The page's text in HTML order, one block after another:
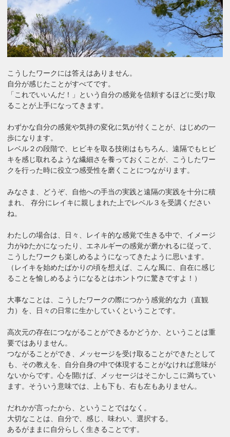
こうしたワークには答えはありません。
自分が感じたことがすべてです。
「これでいいんだ！」という自分の感覚を信頼するほどに受け取
ることが上手になってきます。
わずかな自分の感覚や気持の変化に気が付くことが、はじめの一
歩になります。
レベル２の段階で、ヒビキを取る技術はもちろん、遠隔でもヒビ
キを感じ取れるような繊細さを養っておくことが、こうしたワー
クを行った時に役立つ感受性を磨くことにつながります。
みなさま、どうぞ、自他への手当の実践と遠隔の実践を十分に積
まれ、 存分にレイキに親しまれた上でレベル３を受講ください
ね。
わたしの場合は、日々、レイキ的な感覚で生きる中で、イメージ
力がゆたかになったり、エネルギーの感覚が磨かれるに従って、
こうしたワークも楽しめるようになってきたように思います。
（レイキを始めたばかりの頃を想えば、こんな風に、自在に感じ
ることを愉しめるようになるとはホントウに驚きですよ！）
大事なことは、こうしたワークの際につかう感覚的な力（直観
力）を、日々の日常に生かしていくということです。
高次元の存在につながることができるかどうか、ということは重
要ではありません。
つながることができ、メッセージを受け取ることができたとして
も、その教えを、自分自身の中で体現することがなければ意味が
ないからです。心を開けば、メッセージはそこかしこに満ちてい
ます。そういう意味では、上も下も、右も左もありません。
だれかが言ったから、ということではなく。
大切なことは、自分で、感じ、味わい、選択する。
あるがままに自分らしく生きることです。